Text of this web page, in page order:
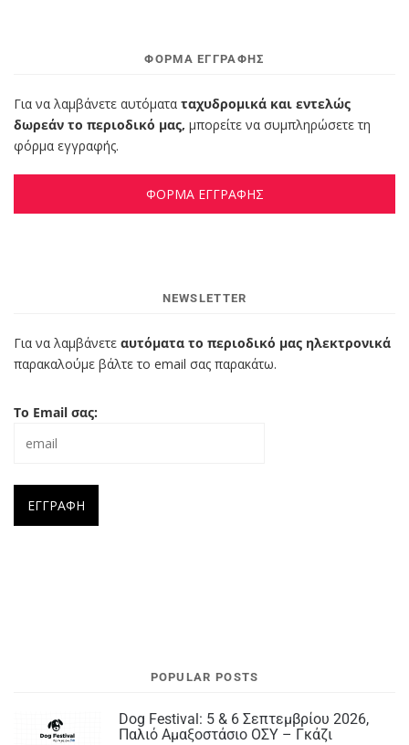
ΦΌΡΜΑ ΕΓΓΡΑΦΉΣ
Για να λαμβάνετε αυτόματα ταχυδρομικά και εντελώς
δωρεάν το περιοδικό μας, μπορείτε να συμπληρώσετε τη
φόρμα εγγραφής.
ΦΟΡΜΑ ΕΓΓΡΑΦΗΣ
NEWSLETTER
Για να λαμβάνετε αυτόματα το περιοδικό μας ηλεκτρονικά
παρακαλούμε βάλτε το email σας παρακάτω.
Το Email σας:
POPULAR POSTS
Dog Festival: 5 & 6 Σεπτεμβρίου 2026,
Παλιό Αμαξοστάσιο ΟΣΥ – Γκάζι